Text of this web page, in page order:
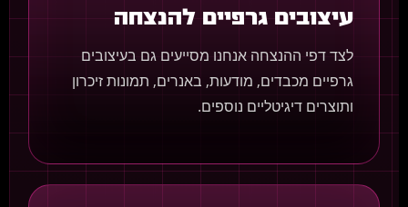
עיצובים גרפיים להנצחה
לצד דפי ההנצחה אנחנו מסייעים גם בעיצובים
גרפיים מכבדים, מודעות, באנרים, תמונות זיכרון
ותוצרים דיגיטליים נוספים.